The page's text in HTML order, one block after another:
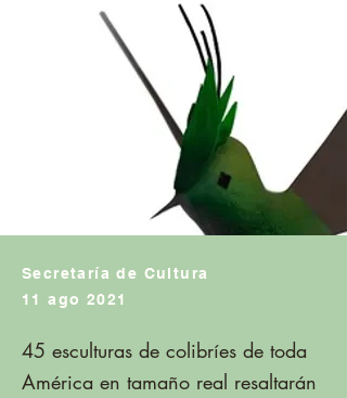
Secretaría de Cultura
11 ago 2021
45 esculturas de colibríes de toda
América en tamaño real resaltarán